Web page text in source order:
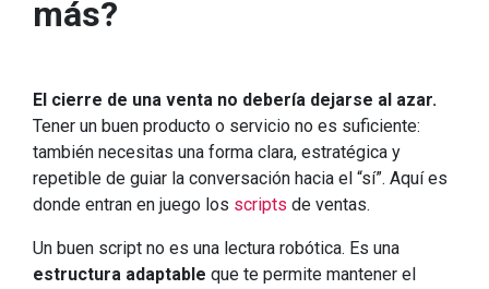
más?
El cierre de una venta no debería dejarse al azar.
Tener un buen producto o servicio no es suficiente:
también necesitas una forma clara, estratégica y
repetible de guiar la conversación hacia el “sí”. Aquí es
donde entran en juego los scripts de ventas.
Un buen script no es una lectura robótica. Es una
estructura adaptable que te permite mantener el